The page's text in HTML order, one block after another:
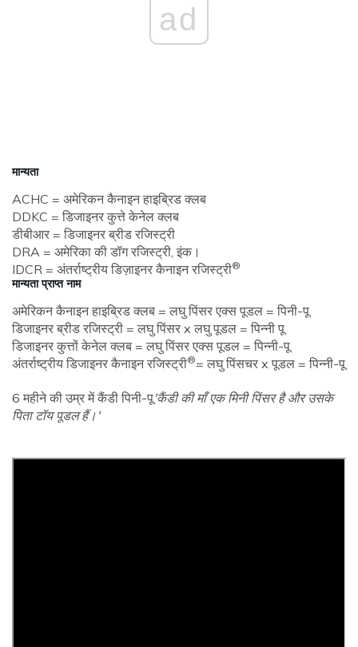
ad
मान्यता
ACHC = अमेरिकन कैनाइन हाइब्रिड क्लब
DDKC = डिजाइनर कुत्ते केनेल क्लब
डीबीआर = डिजाइनर ब्रीड रजिस्ट्री
DRA = अमेरिका की डॉग रजिस्ट्री, इंक।
IDCR = अंतर्राष्ट्रीय डिज़ाइनर कैनाइन रजिस्ट्री®
मान्यता प्राप्त नाम
अमेरिकन कैनाइन हाइब्रिड क्लब = लघु पिंसर एक्स पूडल = पिनी-पू
डिजाइनर ब्रीड रजिस्ट्री = लघु पिंसर x लघु पूडल = पिन्नी पू
डिजाइनर कुत्तों केनेल क्लब = लघु पिंसर एक्स पूडल = पिन्नी-पू
अंतर्राष्ट्रीय डिजाइनर कैनाइन रजिस्ट्री®= लघु पिंसचर x पूडल = पिन्नी-पू
6 महीने की उम्र में कैंडी पिनी-पू'कैंडी की माँ एक मिनी पिंसर है और उसके
पिता टॉय पूडल हैं।'